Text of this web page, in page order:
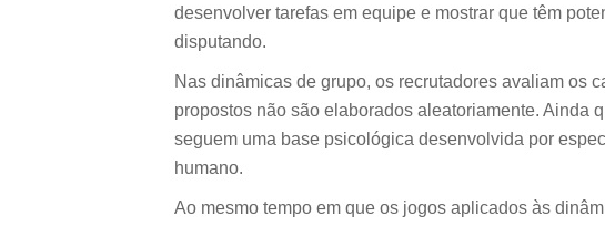
desenvolver tarefas em equipe e mostrar que têm
disputando.
Nas dinâmicas de grupo, os recrutadores avaliam os
propostos não são elaborados aleatoriamente. Ainda
seguem uma base psicológica desenvolvida por
humano.
Ao mesmo tempo em que os jogos aplicados às